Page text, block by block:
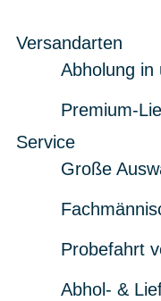
Versandarten
Abholung in
Premium-
Service
Große
Probefahrt
Abhol- &